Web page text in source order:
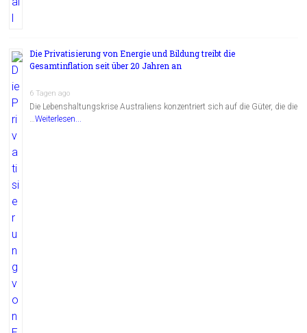
Die Privatisierung von Energie und Bildung treibt die
Gesamtinflation seit über 20 Jahren an
6 Tagen ago
Die Lebenshaltungskrise Australiens konzentriert sich auf die Güter, die die
…Weiterlesen...